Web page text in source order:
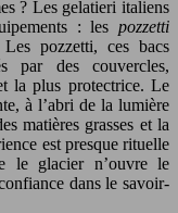
? Les gelatieri italiens
: les pozzetti
pozzetti, ces bacs
par des couvercles,
la plus protectrice. Le
à l’abri de la lumière
matières grasses et la
est presque rituelle
le glacier n’ouvre le
dans le savoir-